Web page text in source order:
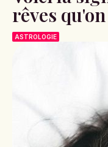
rêves
ASTROLOGIE